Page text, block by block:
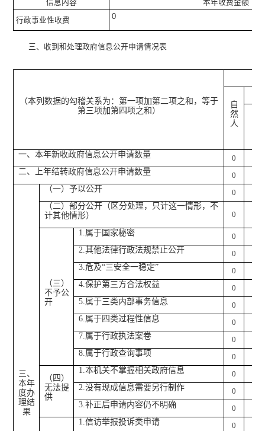
信息内容
本年收费金额（
行政事业性收费
0
三、收到和处理政府信息公开申请情况表
（本列数据的勾稽关系为：第一项加第二项之和，等于
第三项加第四项之和）
自
然
人
一、本年新收政府信息公开申请数量
0
二、上年结转政府信息公开申请数量
0
三、
本年
度办
理结
果
（一）予以公开 0
（二）部分公开（区分处理，只计这一情形，不
计其他情形）
0
（三）
不予公
开
1.属于国家秘密 0
2.其他法律行政法规禁止公开 0
3.危及“三安全一稳定” 0
4.保护第三方合法权益 0
5.属于三类内部事务信息 0
6.属于四类过程性信息 0
7.属于行政执法案卷 0
8.属于行政查询事项 0
（四）
无法提
供
1.本机关不掌握相关政府信息 0
2.没有现成信息需要另行制作 0
3.补正后申请内容仍不明确 0
1.信访举报投诉类申请 0